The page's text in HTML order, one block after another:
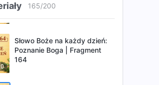
165/200
163
Słowo Boże na każdy dzień:
Poznanie Boga | Fragment
164